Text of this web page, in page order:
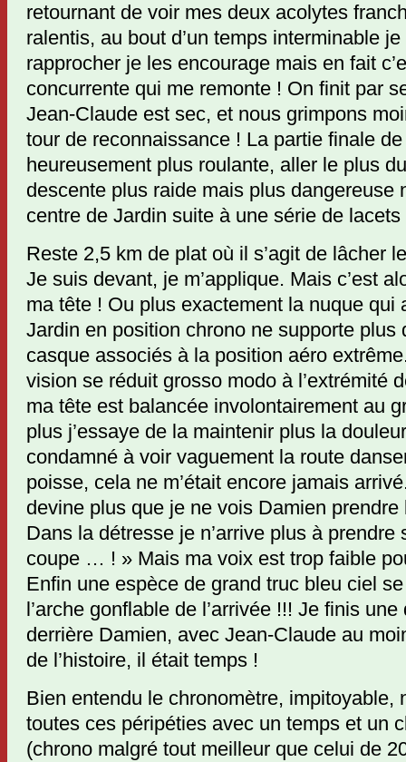
retournant de voir mes deux acolytes
ralentis, au bout d’un temps interminable
rapprocher je les encourage mais en fait
concurrente qui me remonte ! On finit par
Jean-Claude est sec, et nous grimpons
tour de reconnaissance ! La partie finale
heureusement plus roulante, aller le plus
descente plus raide mais plus dangereuse
centre de Jardin suite à une série de
Reste 2,5 km de plat où il s’agit de lâcher
Je suis devant, je m’applique. Mais c’est
ma tête ! Ou plus exactement la nuque qui
Jardin en position chrono ne supporte plus
casque associés à la position aéro
vision se réduit grosso modo à l’extrémité
ma tête est balancée involontairement au
plus j’essaye de la maintenir plus la
condamné à voir vaguement la route
poisse, cela ne m’était encore jamais
devine plus que je ne vois Damien
Dans la détresse je n’arrive plus à prendre
coupe … ! » Mais ma voix est trop faible
Enfin une espèce de grand truc bleu ciel
l’arche gonflable de l’arrivée !!! Je finis
derrière Damien, avec Jean-Claude au
de l’histoire, il était temps !
Bien entendu le chronomètre, impitoyable,
toutes ces péripéties avec un temps et un
(chrono malgré tout meilleur que celui de